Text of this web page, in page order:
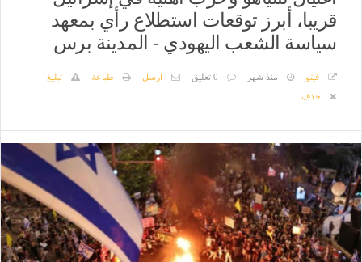
قريبا، أبرز توقعات استطلاع رأي بمعهد
سياسة الشعب اليهودي - المدينة برس
فيتو منذ شهر 0 تعليق ارسل طباعة
تبليغ
حذف